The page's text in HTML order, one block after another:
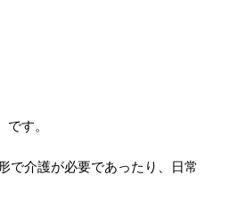
す。
で介護が必要であったり、日常